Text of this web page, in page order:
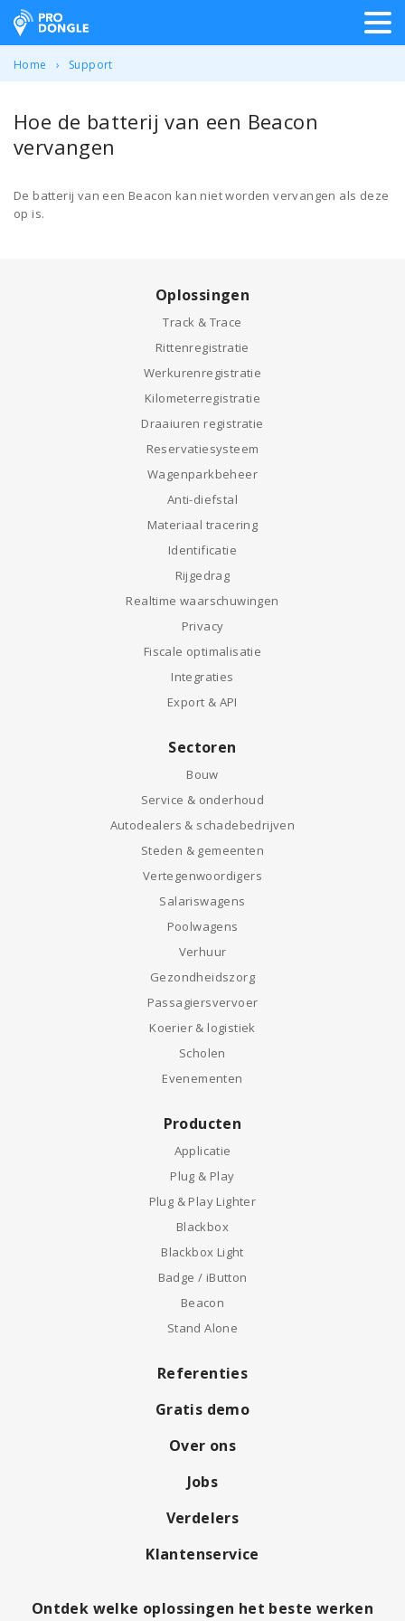
ProDongle Track & Trace
Home Support
Hoe de batterij van een Beacon
vervangen
De batterij van een Beacon kan niet worden vervangen als deze
op is.
Oplossingen
Track & Trace
Rittenregistratie
Werkurenregistratie
Kilometerregistratie
Draaiuren registratie
Reservatiesysteem
Wagenparkbeheer
Anti-diefstal
Materiaal tracering
Identificatie
Rijgedrag
Realtime waarschuwingen
Privacy
Fiscale optimalisatie
Integraties
Export & API
Sectoren
Bouw
Service & onderhoud
Autodealers & schadebedrijven
Steden & gemeenten
Vertegenwoordigers
Salariswagens
Poolwagens
Verhuur
Gezondheidszorg
Passagiersvervoer
Koerier & logistiek
Scholen
Evenementen
Producten
Applicatie
Plug & Play
Plug & Play Lighter
Blackbox
Blackbox Light
Badge / iButton
Beacon
Stand Alone
Referenties
Gratis demo
Over ons
Jobs
Verdelers
Klantenservice
Ontdek welke oplossingen het beste werken